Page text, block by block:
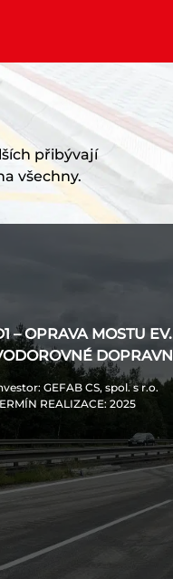
přibývají
všechny.
– OPRAVA MOSTU
: GEFAB CS, spol. s r.o.
REALIZACE: 2025